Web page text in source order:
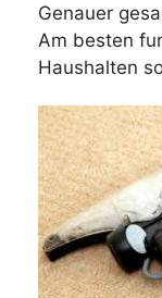
Genauer
Am besten
Haushalten